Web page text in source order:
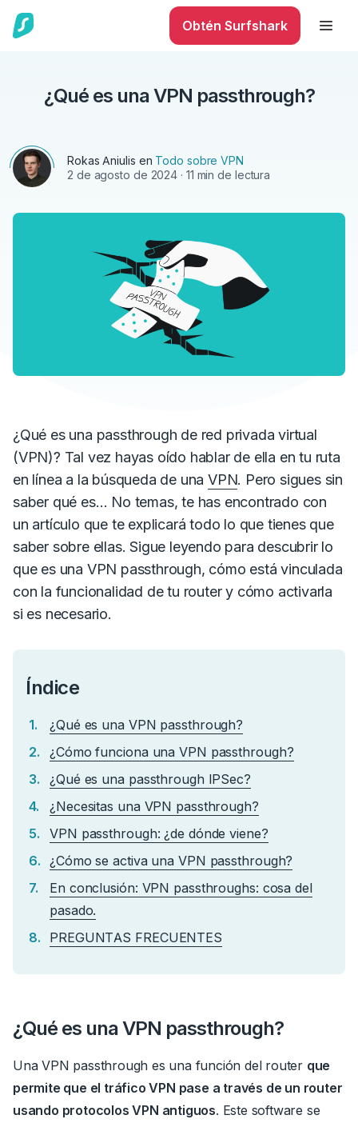
Obtén Surfshark
¿Qué es una VPN passthrough?
Rokas Aniulis en Todo sobre VPN
2 de agosto de 2024 · 11 min de lectura
¿Qué es una passthrough dered privada virtual
(VPN)? Tal vez hayas oído hablar de ella en tu ruta
en línea a la búsqueda de unaVPN. Pero sigues sin
saber qué es… No temas, te has encontrado con
un artículo que te explicará todo lo que tienes que
saber sobre ellas. Sigue leyendo para descubrir lo
que es una VPN passthrough, cómo está vinculada
con la funcionalidad de tu router y cómo activarla
si es necesario.
Índice
¿Qué es una VPN passthrough?
¿Cómo funciona una VPN passthrough?
¿Qué es una passthrough IPSec?
¿Necesitas una VPN passthrough?
VPN passthrough: ¿de dónde viene?
¿Cómo se activa una VPN passthrough?
En conclusión: VPN passthroughs: cosa del
pasado.
PREGUNTAS FRECUENTES
¿Qué es una VPN passthrough?
Una VPN passthrough es una función del router que
permite que el tráfico VPN pase a través de un router
usando protocolos VPN antiguos. Este software se